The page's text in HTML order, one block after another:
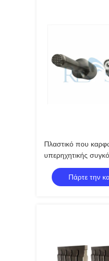
Πλαστικό που
υπερηχητικής
το πλέγμα επίπεδο
Πάρτε την